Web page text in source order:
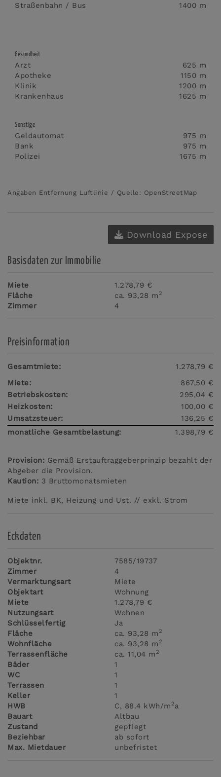
Straßenbahn / Bus
1400 m
Gesundheit
Arzt
625 m
Apotheke
1150 m
Klinik
1200 m
Krankenhaus
1625 m
Sonstige
Geldautomat
975 m
Bank
975 m
Polizei
1675 m
Angaben Entfernung Luftlinie / Quelle: OpenStreetMap
Download Expose
Basisdaten zur Immobilie
Miete
1.278,79 €
Fläche
ca. 93,28 m 2
Zimmer 4
Preisinformation
Gesamtmiete:
1.278,79 €
Miete:
867,50 €
Betriebskosten:
295,04 €
Heizkosten:
100,00 €
Umsatzsteuer:
136,25 €
monatliche Gesamtbelastung:
1.398,79 €
Provision: Gemäß Erstauftraggeberprinzip bezahlt der
Abgeber die Provision.
Kaution: 3 Bruttomonatsmieten
Miete inkl. BK, Heizung und Ust. // exkl. Strom
Eckdaten
Objektnr.
7585/19737
Zimmer
4
Vermarktungsart
Miete
Objektart
Wohnung
Miete
1.278,79 €
Nutzungsart
Wohnen
Schlüsselfertig
Ja
Fläche
ca. 93,28 m 2
Wohnfläche ca. 93,28 m 2
Terrassenfläche ca. 11,04 m 2
Bäder
1
WC
1
Terrassen
1
Keller
1
HWB
C, 88.4 kWh/m 2a
Bauart
Altbau
Zustand
gepflegt
Beziehbar
ab sofort
Max. Mietdauer
unbefristet